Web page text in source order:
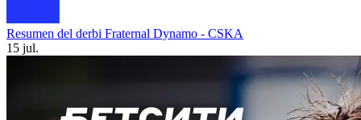
Resumen del derbi Fraternal Dynamo - CSKA
15 jul.